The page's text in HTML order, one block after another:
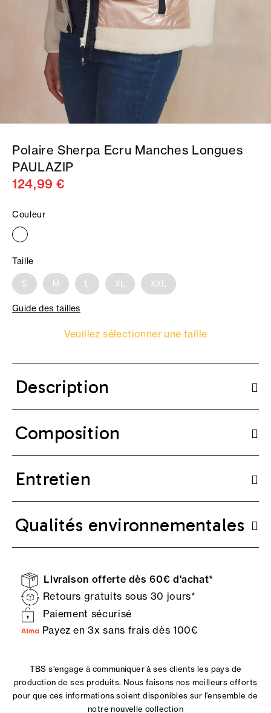
Polaire Sherpa Ecru Manches Longues
PAULAZIP
124,99 €
Couleur
Taille
S M L XL XXL
Guide des tailles
Veuillez sélectionner une taille
Description
Composition
Entretien
Qualités environnementales
Livraison offerte dès 60€ d'achat*
Retours gratuits sous 30 jours*
Paiement sécurisé
Payez en 3x sans frais dès 100€
TBS s'engage à communiquer à ses clients les pays de
production de ses produits. Nous faisons nos meilleurs efforts
pour que ces informations soient disponibles sur l'ensemble de
notre nouvelle collection